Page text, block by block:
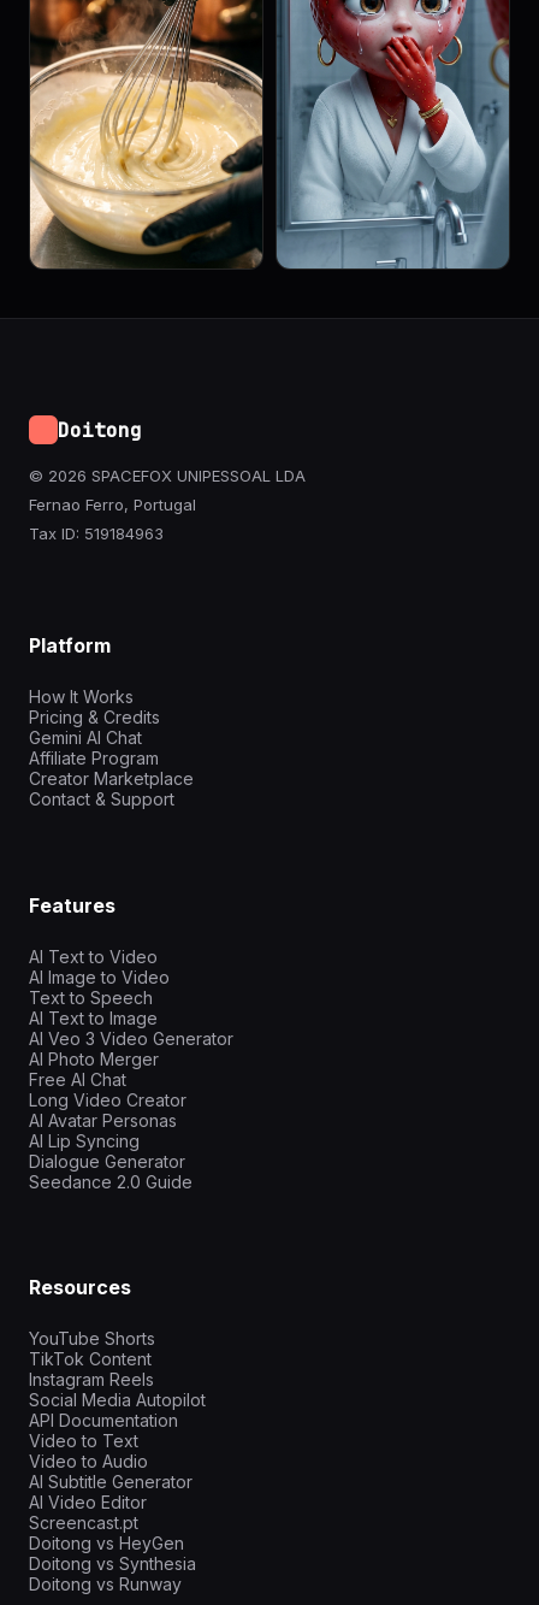
Doitong
© 2026 SPACEFOX UNIPESSOAL LDA
Fernao Ferro, Portugal
Tax ID: 519184963
Platform
How It Works
Pricing & Credits
Gemini AI Chat
Affiliate Program
Creator Marketplace
Contact & Support
Features
AI Text to Video
AI Image to Video
Text to Speech
AI Text to Image
AI Veo 3 Video Generator
AI Photo Merger
Free AI Chat
Long Video Creator
AI Avatar Personas
AI Lip Syncing
Dialogue Generator
Seedance 2.0 Guide
Resources
YouTube Shorts
TikTok Content
Instagram Reels
Social Media Autopilot
API Documentation
Video to Text
Video to Audio
AI Subtitle Generator
AI Video Editor
Screencast.pt
Doitong vs HeyGen
Doitong vs Synthesia
Doitong vs Runway